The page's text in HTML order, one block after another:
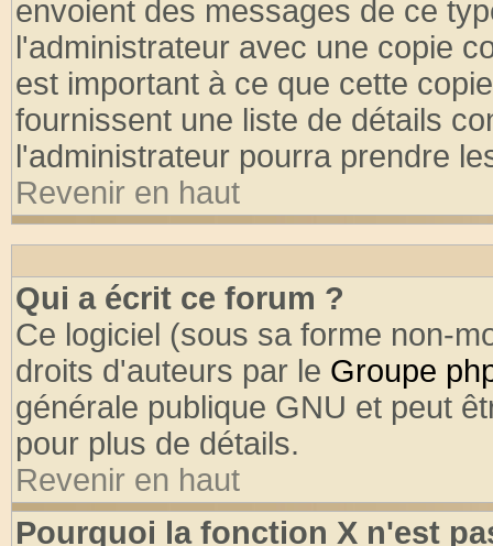
envoient des messages de ce
l'administrateur avec une copie
est important à ce que cette
fournissent une liste de détails
l'administrateur pourra prendre
Revenir en haut
Qui a écrit ce forum ?
Ce logiciel (sous sa forme non-
droits d'auteurs par le Groupe
générale publique GNU et peut
pour plus de détails.
Revenir en haut
Pourquoi la fonction X n'est